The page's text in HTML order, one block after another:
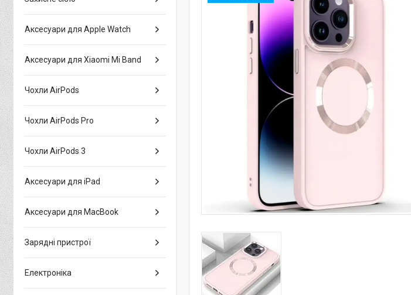
Аксесуари для Apple Watch
Аксесуари для Xiaomi Mi Band
Чохли AirPods
Чохли AirPods Pro
Чохли AirPods 3
Аксесуари для iPad
Аксесуари для MacBook
Зарядні пристрої
Електроніка